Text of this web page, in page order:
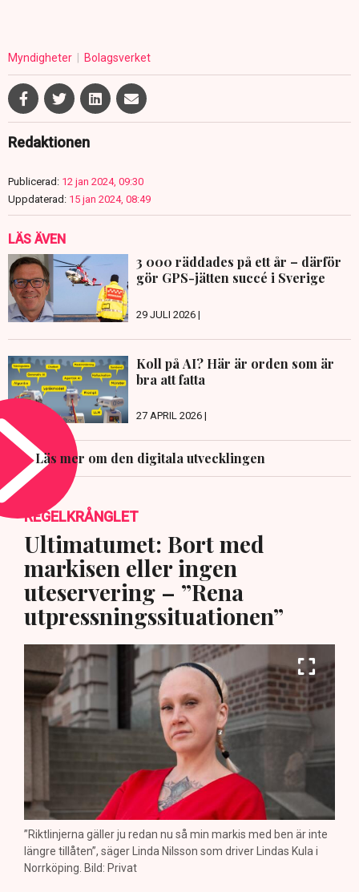
Myndigheter Bolagsverket
Redaktionen
Publicerad: 12 jan 2024, 09:30
Uppdaterad: 15 jan 2024, 08:49
LÄS ÄVEN
3 000 räddades på ett år – därför
gör GPS-jätten succé i Sverige
29 JULI 2026 |
Koll på AI? Här är orden som är
bra att fatta
27 APRIL 2026 |
Läs mer om den digitala utvecklingen
REGELKRÅNGLET
Ultimatumet: Bort med
markisen eller ingen
uteservering – ”Rena
utpressningssituationen”
”Riktlinjerna gäller ju redan nu så min markis med ben är inte
längre tillåten”, säger Linda Nilsson som driver Lindas Kula i
Norrköping. Bild: Privat